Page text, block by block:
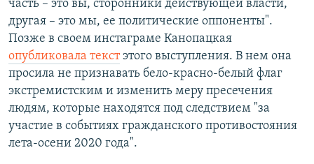
часть – это вы, сторонники действующей власти,
другая – это мы, ее политические оппоненты".
Позже в своем инстаграме Канопацкая
опубликовала текстэтого выступления. В нем она
просила не признавать бело-красно-белый флаг
экстремистским и изменить меру пресечения
людям, которые находятся под следствием "за
участие в событиях гражданского противостояния
лета-осени 2020 года".